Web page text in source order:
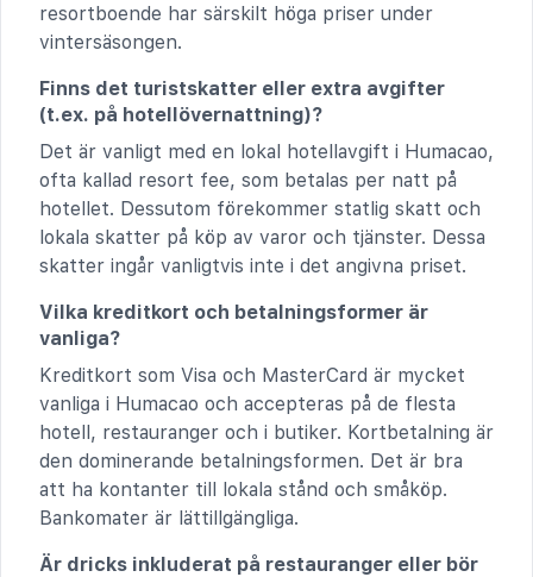
resortboende har särskilt höga priser under
vintersäsongen.
Finns det turistskatter eller extra avgifter
(t.ex. på hotellövernattning)?
Det är vanligt med en lokal hotellavgift i Humacao,
ofta kallad resort fee, som betalas per natt på
hotellet. Dessutom förekommer statlig skatt och
lokala skatter på köp av varor och tjänster. Dessa
skatter ingår vanligtvis inte i det angivna priset.
Vilka kreditkort och betalningsformer är
vanliga?
Kreditkort som Visa och MasterCard är mycket
vanliga i Humacao och accepteras på de flesta
hotell, restauranger och i butiker. Kortbetalning är
den dominerande betalningsformen. Det är bra
att ha kontanter till lokala stånd och småköp.
Bankomater är lättillgängliga.
Är dricks inkluderat på restauranger eller bör